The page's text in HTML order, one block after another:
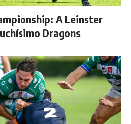
A Leinster
Dragons